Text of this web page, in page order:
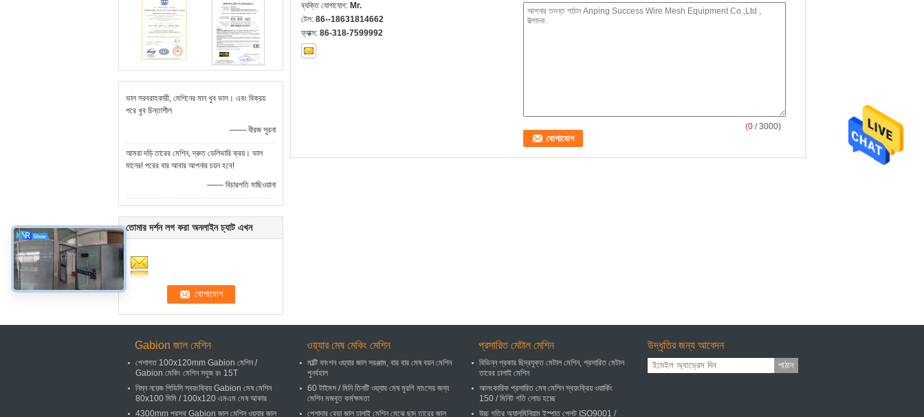
ভাল সরবরাহকারী, মেশিনের মান খুব ভাল। এবং বিক্রয়
পরে খুব চিন্তাশীল
—— ধীরজ সুরনা
আমরা দড়ি তারের মেশিন, দ্রুত ডেলিভারি ক্রয়। ভাল
মানের! পরের বার আবার আপনার চয়ন হবে!
—— বিচারপতি মাছিওয়ানা
তোমার দর্শন লগ করা অনলাইন চ্যাট এখন
ব্যক্তি যোগাযোগ: Mr.
টেল: 86--18631814662
ফ্যাক্স: 86-318-7599992
(0 / 3000)
Gabion জাল মেশিন
পেশাগত 100x120mm Gabion মেশিন /
Gabion মেকিং মেশিন সবুজ রং 15T
নিম্ন নয়েজ পিভিসি স্বয়ংক্রিয় Gabion মেষ মেশিন
80x100 মিমি / 100x120 এমএম মেষ আকার
4300mm প্রস্থ Gabion জাল মেশিন ওয়্যার জাল
ওয়্যার মেষ মেকিং মেশিন
মাল্টি ফাংশন ওয়্যার জাল সরঞ্জাম, বার বার মেষ বয়ন মেশিন
পুনর্বহাল
60 টাইমস / মিনি তিনটি ওয়্যার মেষ মুরগি মাংসের জন্য
মেশিন মজবুত কর্মক্ষমতা
পেশাদার বেড়া জাল ঢালাই মেশিন মেঝে ছাদ তারের জাল
প্রসারিত মেটাল মেশিন
বিভিন্ন প্রকার ছিদ্রযুক্ত মেটাল মেশিন, প্রসারিত মেটাল
তারের ঢালাই মেশিন
আলংকারিক প্রসারিত মেষ মেশিন স্বয়ংক্রিয় ওয়ার্কিং
150 / মিনিট গতি লোড হচ্ছে
উচ্চ গতির অ্যালুমিনিয়াম ইস্পাত প্লেট ISO9001 /
উদ্ধৃতির জন্য আবেদন
পাঠান